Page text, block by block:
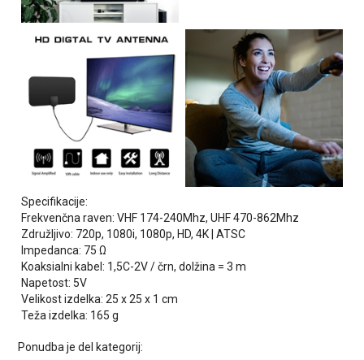
Specifikacije:
Frekvenčna raven: VHF 174-240Mhz, UHF 470-862Mhz
Združljivo: 720p, 1080i, 1080p, HD, 4K | ATSC
Impedanca: 75 Ω
Koaksialni kabel: 1,5C-2V / črn, dolžina = 3 m
Napetost: 5V
Velikost izdelka: 25 x 25 x 1 cm
Teža izdelka: 165 g
Ponudba je del kategorij: